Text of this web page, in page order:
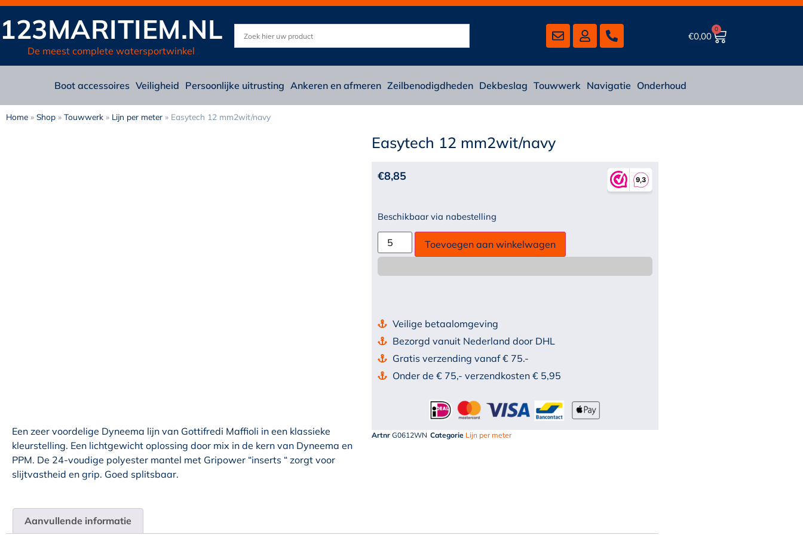
123MARITIEM.NL
De meest complete watersportwinkel
€0,00
0
Boot accessoires Veiligheid Persoonlijke uitrusting Ankeren en afmeren Zeilbenodigdheden Dekbeslag Touwwerk Navigatie Onderhoud
Home » Shop » Touwwerk » Lijn per meter » Easytech 12 mm2wit/navy
Een zeer voordelige Dyneema lijn van Gottifredi Maffioli in een klassieke
kleurstelling. Een lichtgewicht oplossing door mix in de kern van Dyneema en
PPM. De 24-voudige polyester mantel met Gripower “inserts “ zorgt voor
slijtvastheid en grip. Goed splitsbaar.
Easytech 12 mm2wit/navy
€8,85
Beschikbaar via nabestelling
Toevoegen aan winkelwagen
Veilige betaalomgeving
Bezorgd vanuit Nederland door DHL
Gratis verzending vanaf € 75.-
Onder de € 75,- verzendkosten € 5,95
Artnr G0612WN Categorie Lijn per meter
Aanvullende informatie